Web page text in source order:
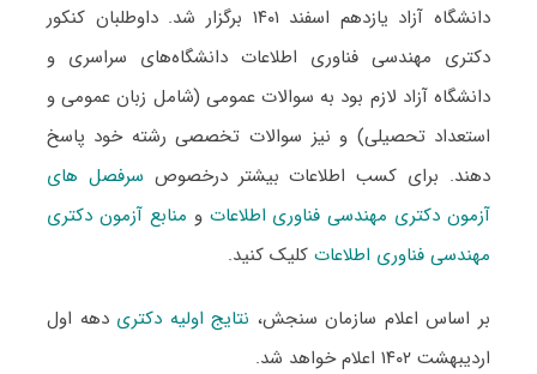
دانشگاه آزاد یازدهم اسفند ۱۴۰۱ برگزار شد. داوطلبان کنکور
دکتری مهندسی فناوری اطلاعات دانشگاه‌های سراسری و
دانشگاه آزاد لازم بود به سوالات عمومی (شامل زبان عمومی و
استعداد تحصیلی) و نیز سوالات تخصصی رشته خود پاسخ
دهند. برای کسب اطلاعات بیشتر درخصوص سرفصل های
آزمون دکتری مهندسی فناوری اطلاعات و منابع آزمون دکتری
مهندسی فناوری اطلاعاتکلیک کنید.
بر اساس اعلام سازمان سنجش، نتایج اولیه دکتری دهه اول
اردیبهشت ۱۴۰۲ اعلام خواهد شد.